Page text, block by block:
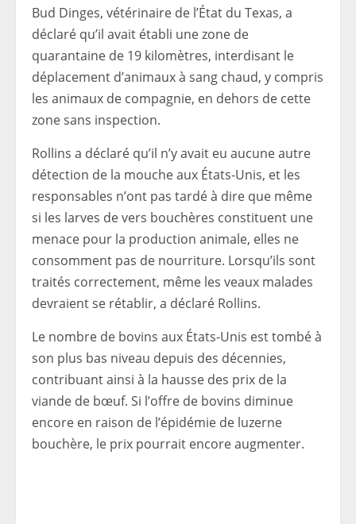
Bud Dinges, vétérinaire de l’État du Texas, a
déclaré qu’il avait établi une zone de
quarantaine de 19 kilomètres, interdisant le
déplacement d’animaux à sang chaud, y compris
les animaux de compagnie, en dehors de cette
zone sans inspection.
Rollins a déclaré qu’il n’y avait eu aucune autre
détection de la mouche aux États-Unis, et les
responsables n’ont pas tardé à dire que même
si les larves de vers bouchères constituent une
menace pour la production animale, elles ne
consomment pas de nourriture. Lorsqu’ils sont
traités correctement, même les veaux malades
devraient se rétablir, a déclaré Rollins.
Le nombre de bovins aux États-Unis est tombé à
son plus bas niveau depuis des décennies,
contribuant ainsi à la hausse des prix de la
viande de bœuf. Si l’offre de bovins diminue
encore en raison de l’épidémie de luzerne
bouchère, le prix pourrait encore augmenter.